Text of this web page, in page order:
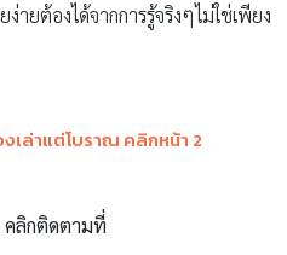
ายต้องได้จากการรู้จริงๆไม่ใช่เพียง
เล่าแต่โบราณ คลิกหน้า 2
คลิกติดตามที่